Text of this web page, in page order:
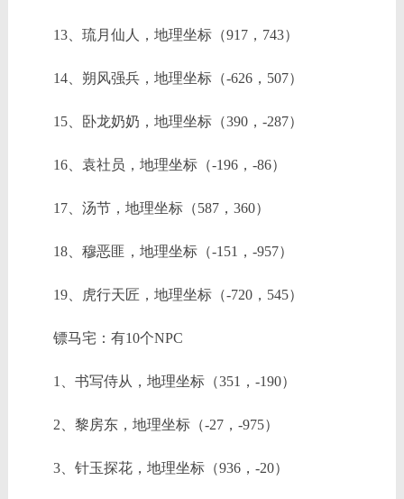
13、琉月仙人，地理坐标（917，743）
14、朔风强兵，地理坐标（-626，507）
15、卧龙奶奶，地理坐标（390，-287）
16、袁社员，地理坐标（-196，-86）
17、汤节，地理坐标（587，360）
18、穆恶匪，地理坐标（-151，-957）
19、虎行天匠，地理坐标（-720，545）
镖马宅：有10个NPC
1、书写侍从，地理坐标（351，-190）
2、黎房东，地理坐标（-27，-975）
3、针玉探花，地理坐标（936，-20）